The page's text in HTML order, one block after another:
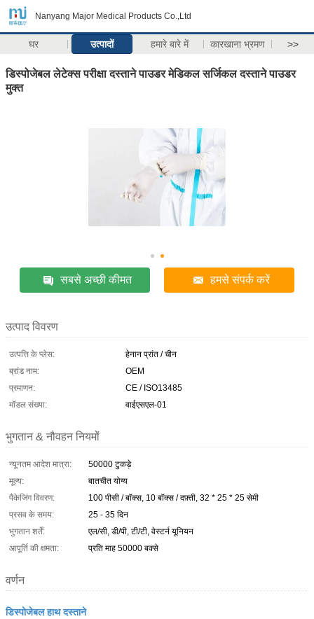
Nanyang Major Medical Products Co.,Ltd
घर उत्पादों हमारे बारे में कारखाना भ्रमण >>
डिस्पोजेबल लेटेक्स परीक्षा दस्ताने पाउडर मेडिकल सर्जिकल दस्ताने पाउडर
मुक्त
सबसे अच्छी कीमत हमसे संपर्क करें
उत्पाद विवरण
उत्पत्ति के प्लेस:
हेनान प्रांत / चीन
ब्रांड नाम:
OEM
प्रमाणन:
CE / ISO13485
मॉडल संख्या:
वाईएसएल-01
भुगतान & नौवहन नियमों
न्यूनतम आदेश मात्रा:
50000 टुकड़े
मूल्य:
बातचीत योग्य
पैकेजिंग विवरण:
100 पीसी / बॉक्स, 10 बॉक्स / दफ़्ती, 32 * 25 * 25 सेमी
प्रसव के समय:
25 - 35 दिन
भुगतान शर्तें:
एल/सी, डी/पी, टी/टी, वेस्टर्न यूनियन
आपूर्ति की क्षमता:
प्रति माह 50000 बक्से
वर्णन
डिस्पोजेबल हाथ दस्ताने